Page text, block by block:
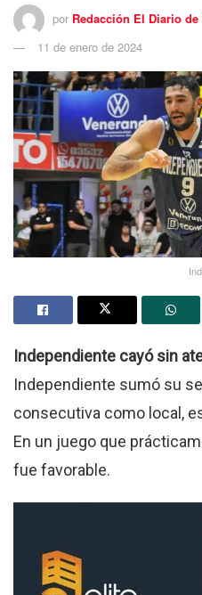
por Redacción El Diario de
11 de enero de 2024
Independiente cayó sin
Independiente sumó su
consecutiva como local,
En un juego que
fue favorable.